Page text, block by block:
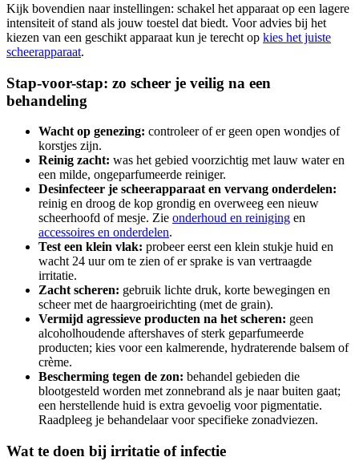
Kijk bovendien naar instellingen: schakel het apparaat op een lagere
intensiteit of stand als jouw toestel dat biedt. Voor advies bij het
kiezen van een geschikt apparaat kun je terecht op kies het juiste
scheerapparaat.
Stap-voor-stap: zo scheer je veilig na een
behandeling
Wacht op genezing: controleer of er geen open wondjes of
korstjes zijn.
Reinig zacht: was het gebied voorzichtig met lauw water en
een milde, ongeparfumeerde reiniger.
Desinfecteer je scheerapparaat en vervang onderdelen:
reinig en droog de kop grondig en overweeg een nieuw
scheerhoofd of mesje. Zie onderhoud en reiniging en
accessoires en onderdelen.
Test een klein vlak: probeer eerst een klein stukje huid en
wacht 24 uur om te zien of er sprake is van vertraagde
irritatie.
Zacht scheren: gebruik lichte druk, korte bewegingen en
scheer met de haargroeirichting (met de grain).
Vermijd agressieve producten na het scheren: geen
alcoholhoudende aftershaves of sterk geparfumeerde
producten; kies voor een kalmerende, hydraterende balsem of
crème.
Bescherming tegen de zon: behandel gebieden die
blootgesteld worden met zonnebrand als je naar buiten gaat;
een herstellende huid is extra gevoelig voor pigmentatie.
Raadpleeg je behandelaar voor specifieke zonadviezen.
Wat te doen bij irritatie of infectie